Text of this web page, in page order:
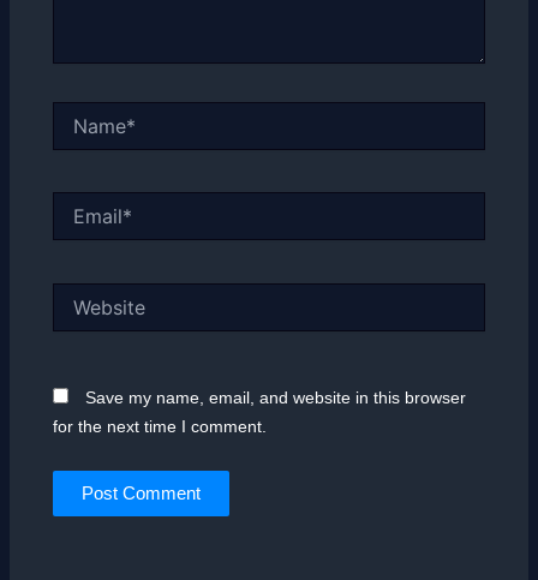
Save my name, email, and website in this browser
for the next time I comment.